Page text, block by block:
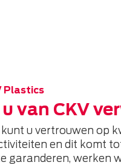
Plastics
van CKV
kunt u vertrouwen op
en dit komt
garanderen, werken